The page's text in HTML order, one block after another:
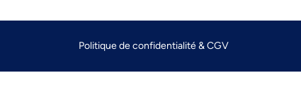
Politique de confidentialité & CGV